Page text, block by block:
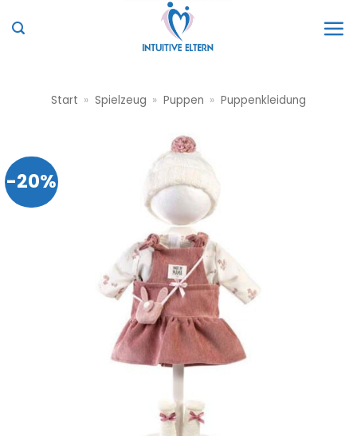
Inhalt
Start » Spielzeug » Puppen » Puppenkleidung
-20%